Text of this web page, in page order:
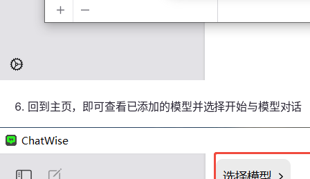
回到主页，即可查看已添加的模型并选择开始与模型对话